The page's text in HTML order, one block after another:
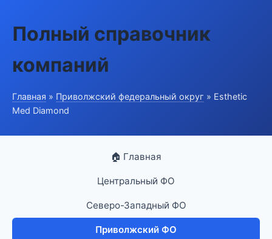
Полный справочник
компаний
Главная » Приволжский федеральный округ » Esthetic
Med Diamond
🏠 Главная
Центральный ФО
Северо-Западный ФО
Приволжский ФО